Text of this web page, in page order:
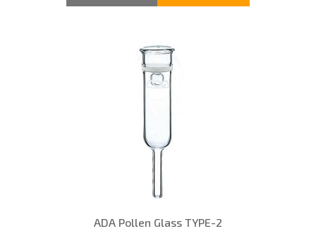
ADA Pollen Glass TYPE-2